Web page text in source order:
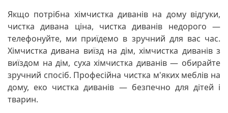
Якщо потрібна хімчистка диванів на дому відгуки,
чистка дивана ціна, чистка диванів недорого —
телефонуйте, ми приїдемо в зручний для вас час.
Хімчистка дивана виїзд на дім, хімчистка диванів з
виїздом на дім, суха хімчистка диванів — обирайте
зручний спосіб. Професійна чистка м'яких меблів на
дому, еко чистка диванів — безпечно для дітей і
тварин.